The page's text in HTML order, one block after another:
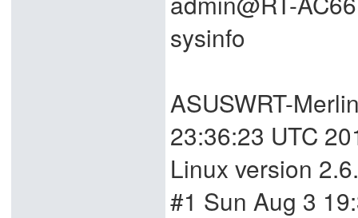
sysinfo
ASUSWRT-
23:36:23 UTC
Linux version
#1 Sun Aug 3